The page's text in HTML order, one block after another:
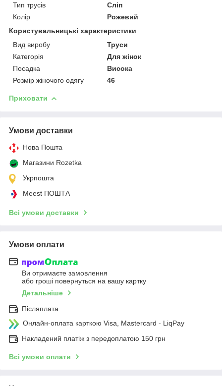
Тип трусів
Сліп
Колір
Рожевий
Користувальницькі характеристики
Вид виробу
Труси
Категорія
Для жінок
Посадка
Висока
Розмір жіночого одягу
46
Приховати
Умови доставки
Нова Пошта
Магазини Rozetka
Укрпошта
Meest ПОШТА
Всі умови доставки
Умови оплати
Ви отримаєте замовлення
або гроші повернуться на вашу картку
Детальніше
Післяплата
Онлайн-оплата карткою Visa, Mastercard - LiqPay
Накладений платіж з передоплатою 150 грн
Всі умови оплати